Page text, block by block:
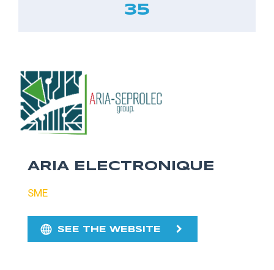
35
ARIA ELECTRONIQUE
SME
SEE THE WEBSITE